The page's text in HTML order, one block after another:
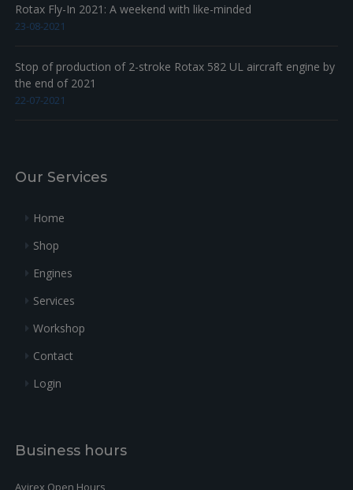
Rotax Fly-In 2021: A weekend with like-minded
23-08-2021
Stop of production of 2-stroke Rotax 582 UL aircraft engine by
the end of 2021
22-07-2021
Our Services
Home
Shop
Engines
Services
Workshop
Contact
Login
Business hours
Avirex Open Hours